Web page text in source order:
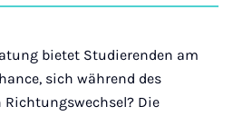
on
auf auf auf über
bietet Studierenden am
sich während des
Die